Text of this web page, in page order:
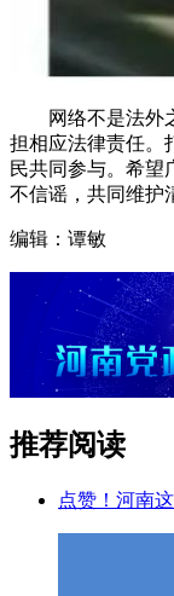
网络不是法外之
担相应法律责任。
民共同参与。希望
不信谣，共同维护
编辑：谭敏
推荐阅读
点赞！河南